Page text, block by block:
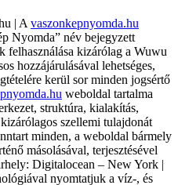
| A vaszonkepnyomda.hu
Nyomda” név bejegyzett
felhasználása kizárólag a Wuwu
hozzájárulásával lehetséges,
kerül sor minden jogsértő
weboldal tartalma
struktúra, kialakítás,
szellemi tulajdonát
minden, a weboldal bármely
másolásával, terjesztésével
Digitalocean – New York |
nyomtatjuk a víz-, és